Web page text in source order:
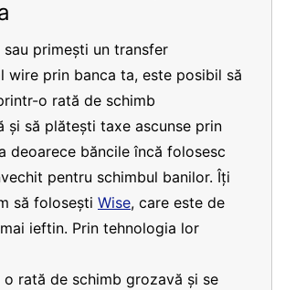
primești un transfer
wire prin banca ta, este posibil să
o rată de schimb
și să plătești taxe ascunse prin
deoarece băncile încă folosesc
pentru schimbul banilor. Îți
să folosești Wise, care este de
ieftin. Prin tehnologia lor
o rată de schimb grozavă și se